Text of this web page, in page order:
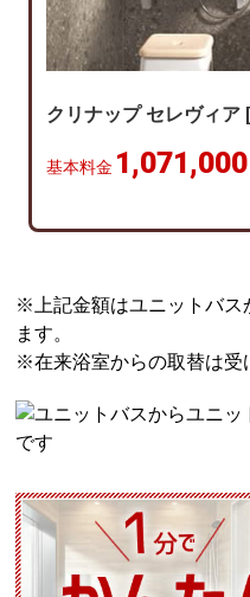
クリナップ セレヴィア
基本料金 1,071,000
※上記金額はユニットバス
ます。
※在来浴室からの取替は受